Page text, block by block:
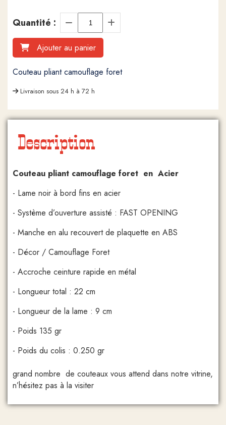
Quantité :
Ajouter au panier
Couteau pliant camouflage foret
Livraison sous 24 h à 72 h
Description
Couteau pliant camouflage foret en Acier
- Lame noir à bord fins en acier
- Système d’ouverture assisté : FAST OPENING
- Manche en alu recouvert de plaquette en ABS
- Décor / Camouflage Foret
- Accroche ceinture rapide en métal
- Longueur total : 22 cm
- Longueur de la lame : 9 cm
- Poids 135 gr
- Poids du colis : 0.250 gr
grand nombre de couteaux vous attend dans notre vitrine,
n’hésitez pas à la visiter